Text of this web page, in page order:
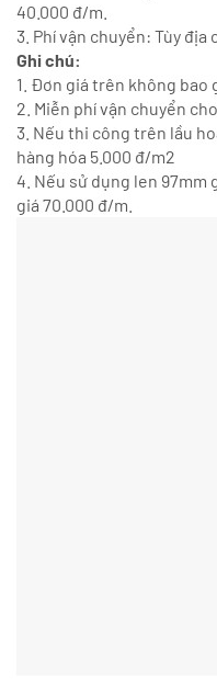
40.000 đ/m.
3. Phí vận chuyển: Tùy địa
Ghi chú:
1. Đơn giá trên không bao
2. Miễn phí vận chuyển
3. Nếu thi công trên lầu
hàng hóa 5.000 đ/m2
4. Nếu sử dụng len 97mm
giá 70.000 đ/m.